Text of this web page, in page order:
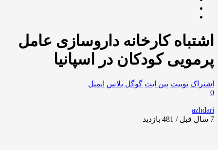
اشتباه کارخانه داروسازی عامل
پرمویی کودکان در اسپانیا‌
اشتراک توییت پین ایت گوگل‌ پلاس ایمیل
0
azhdari
7 سال قبل / 481
بازدید